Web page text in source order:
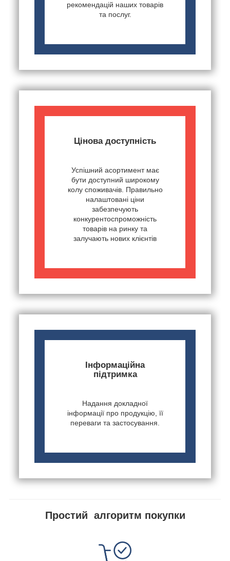
рекомендацій наших товарів
та послуг.
Цінова доступність
Успішний асортимент має
бути доступний широкому
колу споживачів. Правильно
налаштовані ціни
забезпечують
конкурентоспроможність
товарів на ринку та
залучають нових клієнтів
Інформаційна
підтримка
Надання докладної
інформації про продукцію, її
переваги та застосування.
Простий алгоритм покупки